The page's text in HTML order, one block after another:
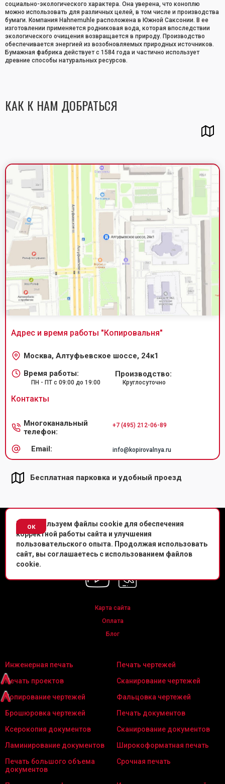
социально-экологического характера. Она уверена, что коноплю
можно использовать для различных целей, в том числе и производства
бумаги. Компания Hahnemuhle расположена в Южной Саксонии. В ее
изготовлении применяется родниковая вода, которая впоследствии
экологического очищения возвращается в природу. Производство
обеспечивается энергией из возобновляемых природных источников.
Бумажная фабрика действует с 1584 года и частично использует
древние способы натуральных ресурсов.
КАК К НАМ ДОБРАТЬСЯ
Адрес и время работы "Копировальня"
Москва, Алтуфьевское шоссе, 24к1
Время работы:
ПН - ПТ с 09:00 до 19:00
Производство:
Круглосуточно
Контакты
Многоканальный
телефон:
+7 (495) 212-06-89
Email: info@kopirovalnya.ru
Бесплатная парковка и удобный проезд
ок
Мы используем файлы cookie для обеспечения
корректной работы сайта и улучшения
пользовательского опыта. Продолжая использовать
сайт, вы соглашаетесь с использованием файлов
cookie.
^
^
© Копировальный центр «Копировальня» 2013-
Политика конфиденциальности
Мы в соц. сетях
Карта сайта
Оплата
Блог
Инженерная печать
Печать чертежей
Печать проектов
Сканирование чертежей
Копирование чертежей
Фальцовка чертежей
Брошюровка чертежей
Печать документов
Ксерокопия документов
Сканирование документов
Ламинирование документов
Широкоформатная печать
Печать большого объема
документов
Срочная печать